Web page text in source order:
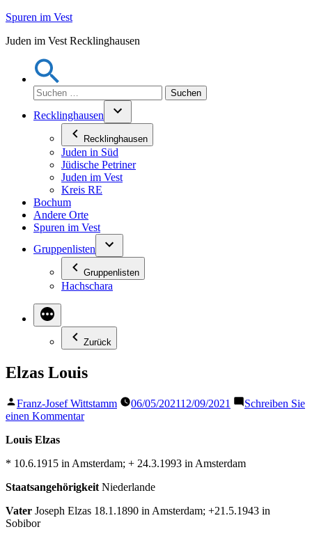
Zum
springen
Spuren im Vest
Juden im Vest Recklinghausen
Suchen
nach:
Recklinghausen
Recklinghausen
Juden in Süd
Jüdische Petriner
Juden im Vest
Kreis RE
Bochum
Andere Orte
Spuren im Vest
Gruppenlisten
Gruppenlisten
Hachschara
Zurück
Elzas Louis
Veröffentlicht
von
Franz-Josef Wittstamm 06/05/202112/09/2021
Schreiben Sie
einen Kommentarzu
Louis Elzas
* 10.6.1915 in Amsterdam; + 24.3.1993 in Amsterdam
Staatsangehörigkeit Niederlande
Vater Joseph Elzas 18.1.1890 in Amsterdam; +21.5.1943 in
Sobibor